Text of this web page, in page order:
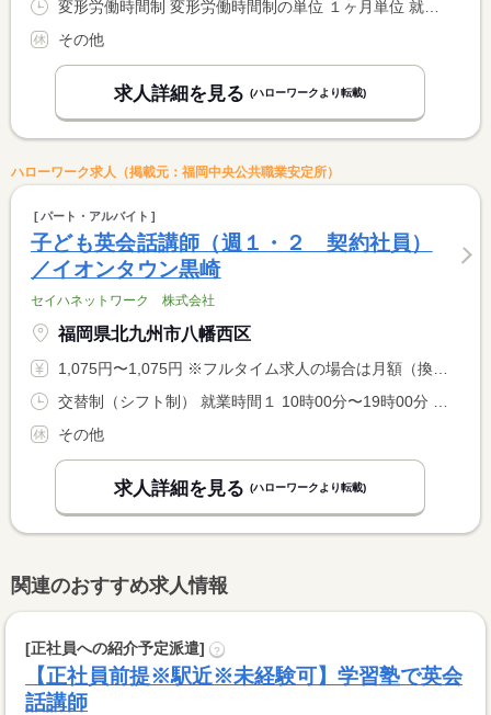
その他
求人詳細を見る (ハローワークより転載)
ハローワーク求人（掲載元：福岡中央公共職業安定所）
パート・アルバイト
子ども英会話講師（週１・２ 契約社員）
／イオンタウン黒崎
セイハネットワーク 株式会社
福岡県北九州市八幡西区
1,075円〜1,075円 ※フルタイム求人の場合は月額（換算額）、パート求人の場合は時間額を表示しています。
その他
求人詳細を見る (ハローワークより転載)
関連のおすすめ求人情報
[正社員への紹介予定派遣] ?
【正社員前提※駅近※未経験可】学習塾で英会
話講師